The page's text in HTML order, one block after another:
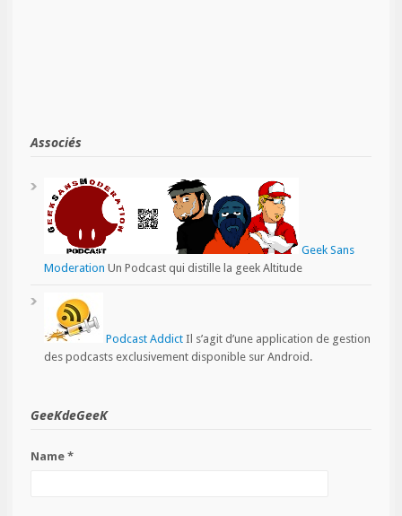
Associés
Geek Sans
Moderation Un Podcast qui distille la geek Altitude
Podcast Addict Il s’agit d’une application de gestion
des podcasts exclusivement disponible sur Android.
GeeKdeGeeK
Name *